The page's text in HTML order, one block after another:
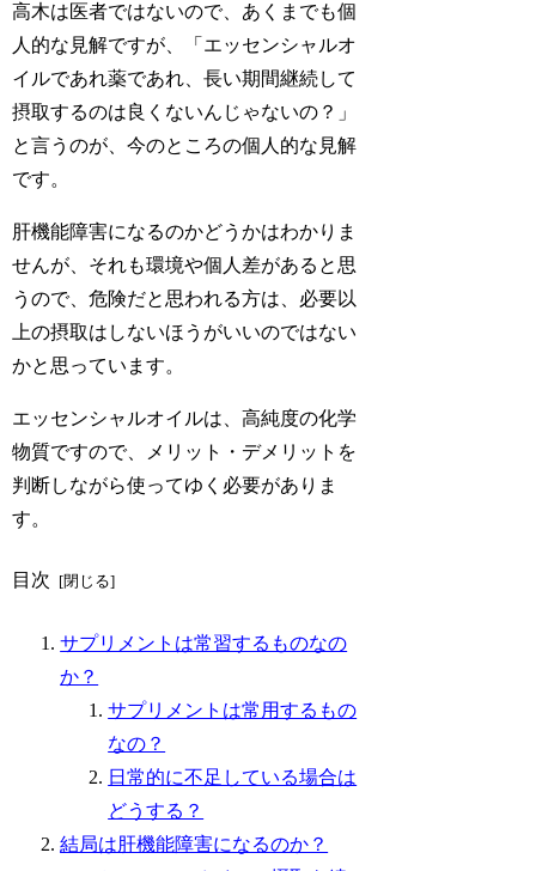
高木は医者ではないので、あくまでも個
人的な見解ですが、「エッセンシャルオ
イルであれ薬であれ、長い期間継続して
摂取するのは良くないんじゃないの？」
と言うのが、今のところの個人的な見解
です。
肝機能障害になるのかどうかはわかりま
せんが、それも環境や個人差があると思
うので、危険だと思われる方は、必要以
上の摂取はしないほうがいいのではない
かと思っています。
エッセンシャルオイルは、高純度の化学
物質ですので、メリット・デメリットを
判断しながら使ってゆく必要がありま
す。
目次
サプリメントは常習するものなの
か？
サプリメントは常用するもの
なの？
日常的に不足している場合は
どうする？
結局は肝機能障害になるのか？